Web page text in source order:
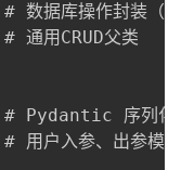
操作封装（增
CRUD父类
序列化/
入参、出参模型